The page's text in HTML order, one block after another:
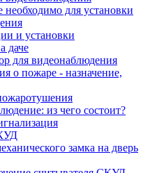
необходимо для установки
и установки
даче
для видеонаблюдения
о пожаре - назначение,
из чего состоит?
замка на дверь